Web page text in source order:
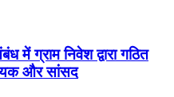
ग्राम निवेश द्वारा गठित
और सांसद